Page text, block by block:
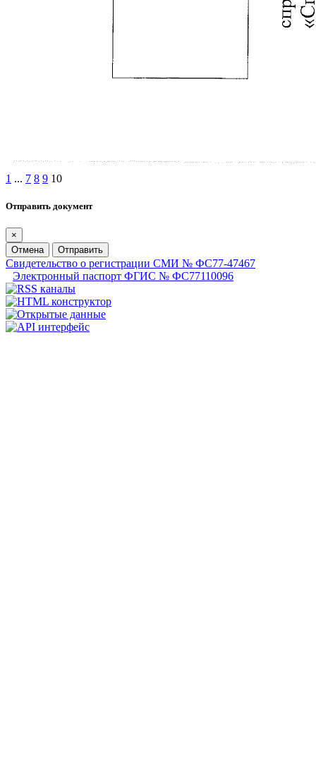
1 ... 7 8 9 10
Отправить документ
×
Отмена
Отправить
Свидетельство о регистрации СМИ № ФС77-47467
Электронный паспорт ФГИС № ФС77110096